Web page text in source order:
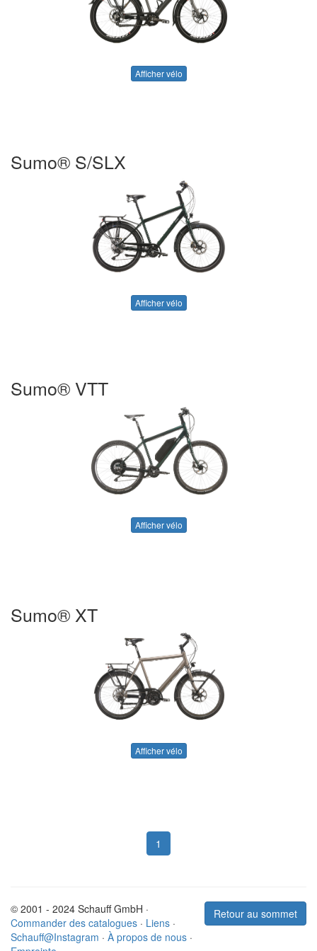
Afficher vélo
Sumo® S/SLX
Afficher vélo
Sumo® VTT
Afficher vélo
Sumo® XT
Afficher vélo
1
Retour au sommet
© 2001 - 2024 Schauff GmbH ·
Commander des catalogues · Liens ·
Schauff@Instagram · À propos de nous ·